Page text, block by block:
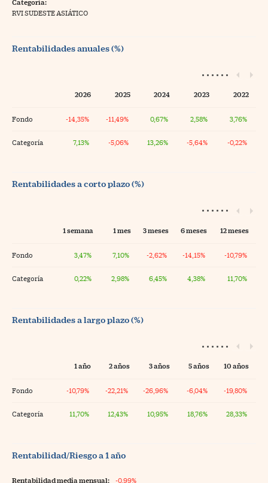
Categoría:
RVI SUDESTE ASIÁTICO
Rentabilidades anuales (%)
2026 2025 2024 2023 2022
Fondo -14,35% -11,49% 0,67% 2,58% 3,76%
Categoría 7,13% -5,06% 13,26% -5,64% -0,22%
Rentabilidades a corto plazo (%)
1 semana 1 mes 3 meses 6 meses 12 meses
Fondo 3,47% 7,10% -2,62% -14,15% -10,79%
Categoría 0,22% 2,98% 6,45% 4,38% 11,70%
Rentabilidades a largo plazo (%)
1 año 2 años 3 años 5 años 10 años
Fondo -10,79% -22,21% -26,96% -6,04% -19,80%
Categoría 11,70% 12,43% 10,95% 18,76% 28,33%
Rentabilidad/Riesgo a 1 año
Rentabilidad media mensual: -0,99%